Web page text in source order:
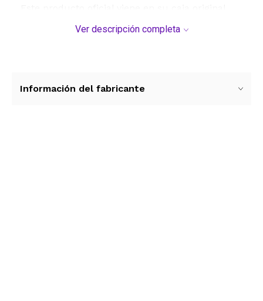
prefieren mantener sus figuras protegidas sin
Ver descripción completa
Información del fabricante